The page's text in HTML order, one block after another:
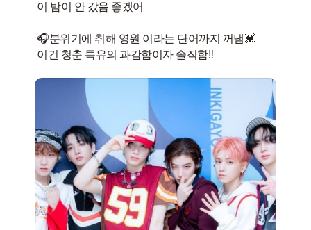
이 밤이 안 갔음 좋겠어
🎧분위기에 취해 영원 이라는 단어까지 꺼냄💓